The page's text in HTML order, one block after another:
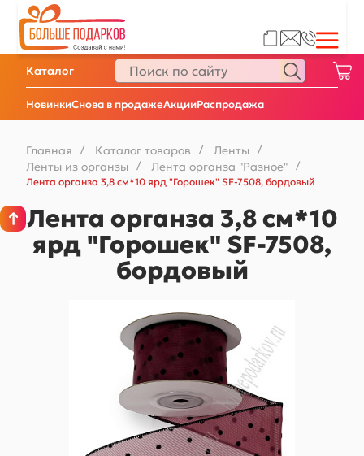
НовинкиСнова в продажеАкцииРаспродажа
Каталог
Главная / Каталог товаров / Ленты /
Ленты из органзы / Лента органза "Разное"
/
Лента органза 3,8 см*10 ярд "Горошек" SF-7508, бордовый
Лента органза 3,8 см*10
ярд "Горошек" SF-7508,
бордовый